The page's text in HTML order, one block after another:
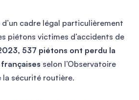
d’un cadre légal particulièrement
piétons victimes d’accidents de
537 piétons ont perdu la
selon l’Observatoire
sécurité routière.